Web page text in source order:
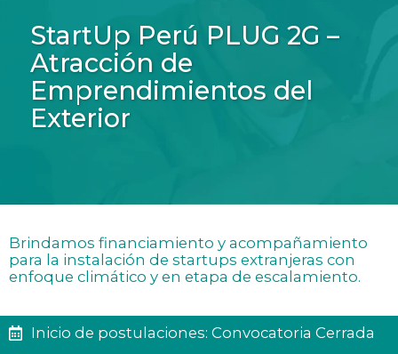
StartUp Perú PLUG 2G –
Atracción de
Emprendimientos del
Exterior
Brindamos financiamiento y acompañamiento
para la instalación de startups extranjeras con
enfoque climático y en etapa de escalamiento.
Inicio de postulaciones: Convocatoria Cerrada